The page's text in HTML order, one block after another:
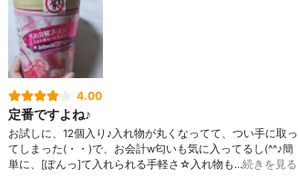
4.00
定番ですよね♪
お試しに、12個入り♪入れ物が丸くなってて、つい手に取っ
てしまった(・・)で、お会計w匂いも気に入ってるし(^^♪簡
単に、[ぽんっ]て入れられる手軽さ☆入れ物も…続きを見る